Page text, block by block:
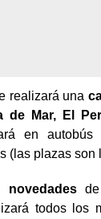
realizará una
de Mar, El
en
(las plazas son
novedadesde
todos los